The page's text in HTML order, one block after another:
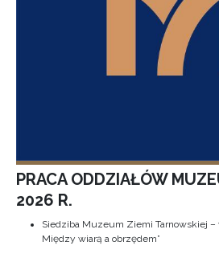
PRACA ODDZIAŁÓW
2026 R.
Siedziba Muzeum Ziemi Tarnowskiej –
Między wiarą a obrzędem”